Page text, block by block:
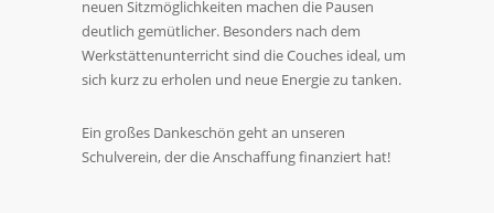
neuen Sitzmöglichkeiten machen die Pausen
deutlich gemütlicher. Besonders nach dem
Werkstättenunterricht sind die Couches ideal, um
sich kurz zu erholen und neue Energie zu tanken.
Ein großes Dankeschön geht an unseren
Schulverein, der die Anschaffung finanziert hat!